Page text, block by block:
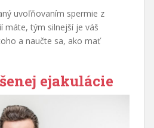
uvoľňovaním spermie z
máte, tým silnejší je váš
a naučte sa, ako mať
ejakulácie